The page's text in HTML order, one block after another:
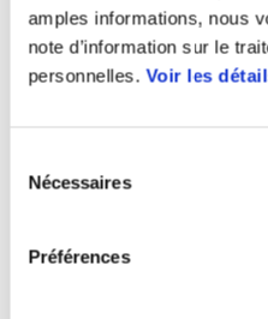
amples informations, nous
note d’information sur le
personnelles. Voir les
Nécessaires
Préférences
Précédent